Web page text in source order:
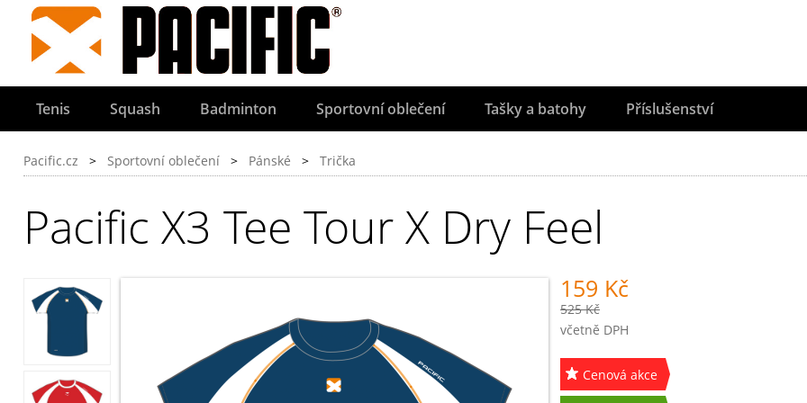
Tenis Squash Badminton Sportovní oblečení Tašky a batohy Příslušenství
Pacific.cz > Sportovní oblečení > Pánské > Trička
Pacific X3 Tee Tour X Dry Feel
159 Kč
525 Kč
včetně DPH
Cenová akce